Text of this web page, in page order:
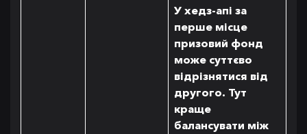
У хедз-апі за
перше місце
призовий фонд
може суттєво
відрізнятися від
другого. Тут
краще
балансувати між